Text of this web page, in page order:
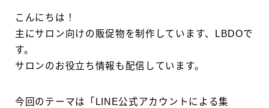
こんにちは！
主にサロン向けの販促物を制作しています、LBDOで
す。
サロンのお役立ち情報も配信しています。
今回のテーマは「LINE公式アカウントによる集